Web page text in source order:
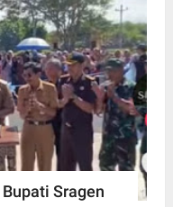
Sragen